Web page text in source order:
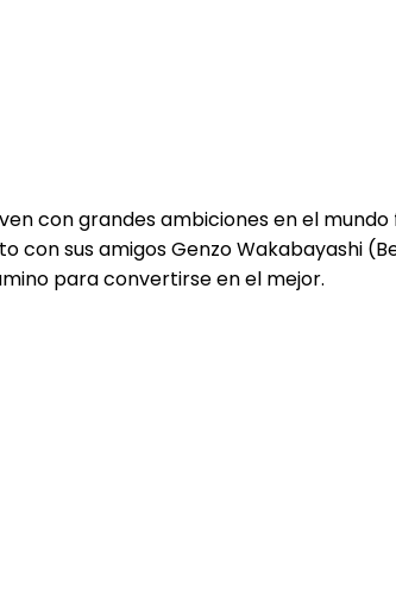
con grandes ambiciones en el
con sus amigos Genzo Wakabayashi
para convertirse en el mejor.